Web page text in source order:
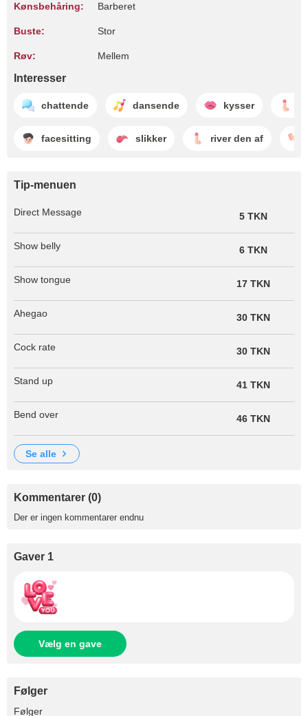
Kønsbehåring: Barberet
Buste: Stor
Røv: Mellem
Interesser
chattende dansende kysser
facesitting slikker river den af
Tip-menuen
Direct Message 5 TKN
Show belly 6 TKN
Show tongue 17 TKN
Ahegao 30 TKN
Cock rate 30 TKN
Stand up 41 TKN
Bend over 46 TKN
se alle
Kommentarer (0)
Der er ingen kommentarer endnu
Gaver 1
Vælg en gave
Følger
Følger